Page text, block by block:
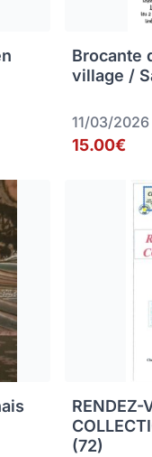
Brocante
village /
11/03/2026
15.00€
RENDEZ-
(72)